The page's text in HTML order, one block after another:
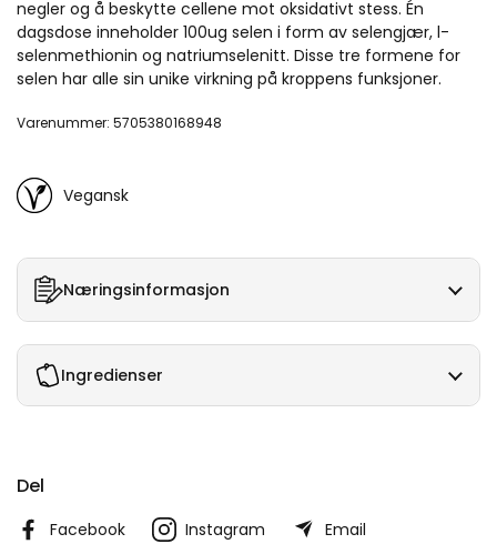
negler og å beskytte cellene mot oksidativt stess. Én
dagsdose inneholder 100ug selen i form av selengjær, l-
selenmethionin og natriumselenitt. Disse tre formene for
selen har alle sin unike virkning på kroppens funksjoner.
Varenummer: 5705380168948
Vegansk
Næringsinformasjon
Ingredienser
Del
Facebook Instagram Email